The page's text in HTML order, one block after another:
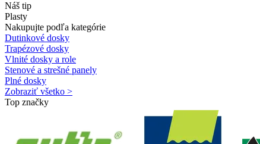
Náš tip
Plasty
Nakupujte podľa kategórie
Dutinkové dosky
Trapézové dosky
Vlnité dosky a role
Stenové a strešné panely
Plné dosky
Zobraziť všetko >
Top značky